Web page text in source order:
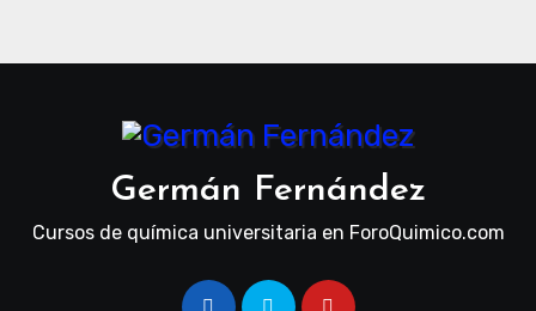
Germán Fernández
Cursos de química universitaria en ForoQuimico.com